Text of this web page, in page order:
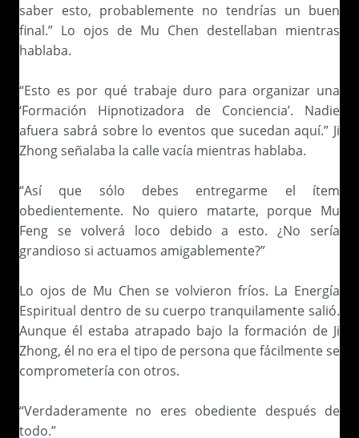
saber esto, probablemente no tendrías un buen
final.” Lo ojos de Mu Chen destellaban mientras
hablaba.
“Esto es por qué trabaje duro para organizar una
‘Formación Hipnotizadora de Conciencia’. Nadie
afuera sabrá sobre lo eventos que sucedan aquí.” Ji
Zhong señalaba la calle vacía mientras hablaba.
“Así que sólo debes entregarme el ítem
obedientemente. No quiero matarte, porque Mu
Feng se volverá loco debido a esto. ¿No sería
grandioso si actuamos amigablemente?”
Lo ojos de Mu Chen se volvieron fríos. La Energía
Espiritual dentro de su cuerpo tranquilamente salió.
Aunque él estaba atrapado bajo la formación de Ji
Zhong, él no era el tipo de persona que fácilmente se
comprometería con otros.
“Verdaderamente no eres obediente después de
todo.”